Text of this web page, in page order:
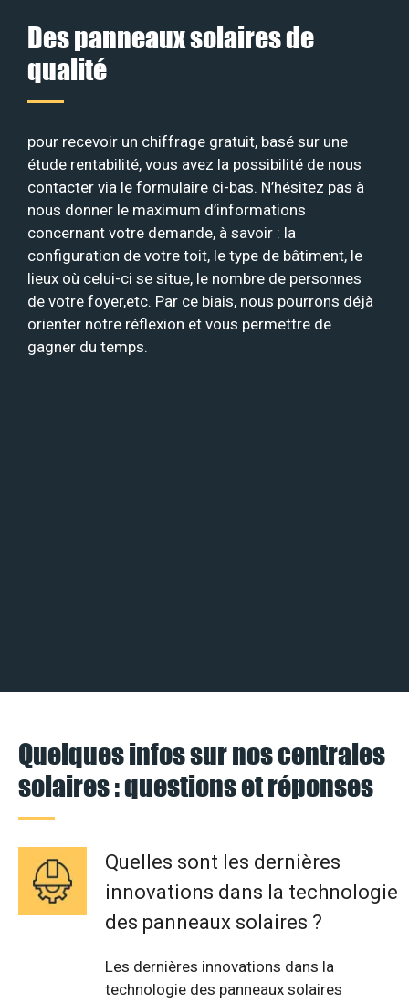
Des panneaux solaires de
qualité
pour recevoir un chiffrage gratuit, basé sur une
étude rentabilité, vous avez la possibilité de nous
contacter via le formulaire ci-bas. N’hésitez pas à
nous donner le maximum d’informations
concernant votre demande, à savoir : la
configuration de votre toit, le type de bâtiment, le
lieux où celui-ci se situe, le nombre de personnes
de votre foyer,etc. Par ce biais, nous pourrons déjà
orienter notre réflexion et vous permettre de
gagner du temps.
Quelques infos sur nos centrales
solaires : questions et réponses
Quelles sont les dernières
innovations dans la technologie
des panneaux solaires ?
Les dernières innovations dans la
technologie des panneaux solaires